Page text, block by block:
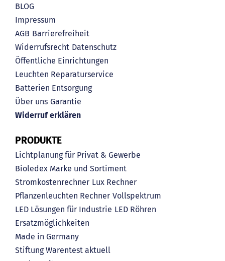
BLOG
Impressum
AGB Barrierefreiheit
Widerrufsrecht Datenschutz
Öffentliche Einrichtungen
Leuchten Reparaturservice
Batterien Entsorgung
Über uns Garantie
Widerruf erklären
PRODUKTE
Lichtplanung für Privat & Gewerbe
Bioledex Marke und Sortiment
Stromkostenrechner Lux Rechner
Pflanzenleuchten Rechner Vollspektrum
LED Lösungen für Industrie LED Röhren
Ersatzmöglichkeiten
Made in Germany
Stiftung Warentest aktuell